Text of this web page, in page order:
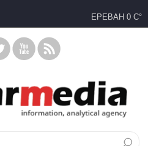
ЕРЕВАН 0 C°